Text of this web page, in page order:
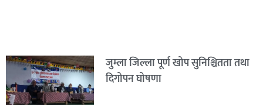
जुम्ला जिल्ला पूर्ण खोप सुनिश्चितता तथा
दिगोपन घोषणा